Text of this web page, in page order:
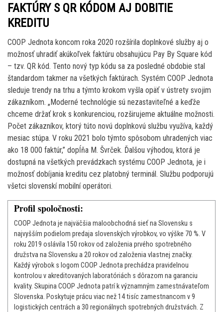
FAKTÚRY S QR KÓDOM AJ DOBITIE
KREDITU
COOP Jednota koncom roka 2020 rozšírila doplnkové služby aj o
možnosť uhradiť akúkoľvek faktúru obsahujúcu Pay By Square kód
– tzv. QR kód. Tento nový typ kódu sa za posledné obdobie stal
štandardom takmer na všetkých faktúrach. Systém COOP Jednota
sleduje trendy na trhu a týmto krokom vyšla opäť v ústrety svojim
zákazníkom. „Moderné technológie sú nezastaviteľné a keďže
chceme držať krok s konkurenciou, rozširujeme aktuálne možnosti.
Počet zákazníkov, ktorý túto novú doplnkovú službu využíva, každý
mesiac stúpa. V roku 2021 bolo týmto spôsobom uhradených viac
ako 18 000 faktúr,” dopĺňa M. Švrček. Ďalšou výhodou, ktorá je
dostupná na všetkých prevádzkach systému COOP Jednota, je i
možnosť dobíjania kreditu cez platobný terminál. Službu podporujú
všetci slovenskí mobilní operátori.
Profil spoločnosti:
COOP Jednota je najväčšia maloobchodná sieť na Slovensku s
najvyšším podielom predaja slovenských výrobkov, vo výške 70 %. V
roku 2019 oslávila 150 rokov od založenia prvého spotrebného
družstva na Slovensku a 20 rokov od založenia vlastnej značky.
Každý výrobok s logom COOP Jednota prechádza pravidelnou
kontrolou v akreditovaných laboratóriách s dôrazom na garanciu
kvality. Skupina COOP Jednota patrí k významným zamestnávateľom
Slovenska. Poskytuje prácu viac než 14 tisíc zamestnancom v 9
logistických centrách a 30 regionálnych spotrebných družstvách. Z